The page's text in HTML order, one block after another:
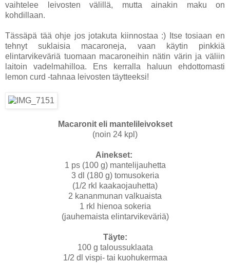
vaihtelee leivosten välillä, mutta ainakin maku on
kohdillaan.
Tässäpä tää ohje jos jotakuta kiinnostaa :) Itse tosiaan en
tehnyt suklaisia macaroneja, vaan käytin pinkkiä
elintarvikeväriä tuomaan macaroneihin nätin värin ja väliin
laitoin vadelmahilloa. Ens kerralla haluun ehdottomasti
lemon curd -tahnaa leivosten täytteeksi!
Macaronit eli mantelileivokset
(noin 24 kpl)
Ainekset:
1 ps (100 g) mantelijauhetta
3 dl (180 g) tomusokeria
(1/2 rkl kaakaojauhetta)
2 kananmunan valkuaista
1 rkl hienoa sokeria
(jauhemaista elintarvikeväriä)
Täyte:
100 g taloussuklaata
1/2 dl vispi- tai kuohukermaa